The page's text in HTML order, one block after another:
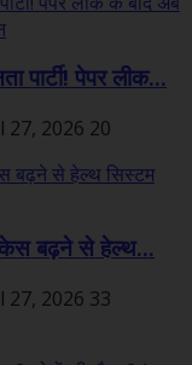
पार्टी! पेपर लीक...
27, 2026 20
केस बढ़ने से हेल्थ...
27, 2026 33